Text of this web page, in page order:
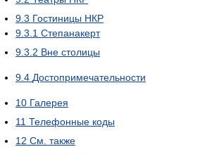
9.3 Гостиницы НКР
9.3.1 Степанакерт
9.3.2 Вне столицы
9.4 Достопримечательности
10 Галерея
11 Телефонные коды
12 См. также